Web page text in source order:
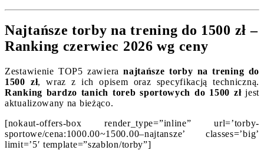
Najtańsze torby na trening do 1500 zł –
Ranking czerwiec 2026 wg ceny
Zestawienie TOP5 zawieranajtańsze torby na trening do
1500 zł, wraz z ich opisem oraz specyfikacją techniczną.
Ranking bardzo tanich toreb sportowych do 1500 złjest
aktualizowany na bieżąco.
[nokaut-offers-box render_type=”inline” url=’torby-
sportowe/cena:1000.00~1500.00–najtansze’ classes=’big’
limit=’5′ template=”szablon/torby”]